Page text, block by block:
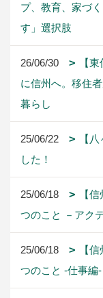
プ、教育、家づ
す」選択肢
26/06/30
【
に信州へ。移住
暮らし
25/06/22
【
した！
25/06/18
【
つのこと －アク
25/06/18
【
つのこと -仕事編-